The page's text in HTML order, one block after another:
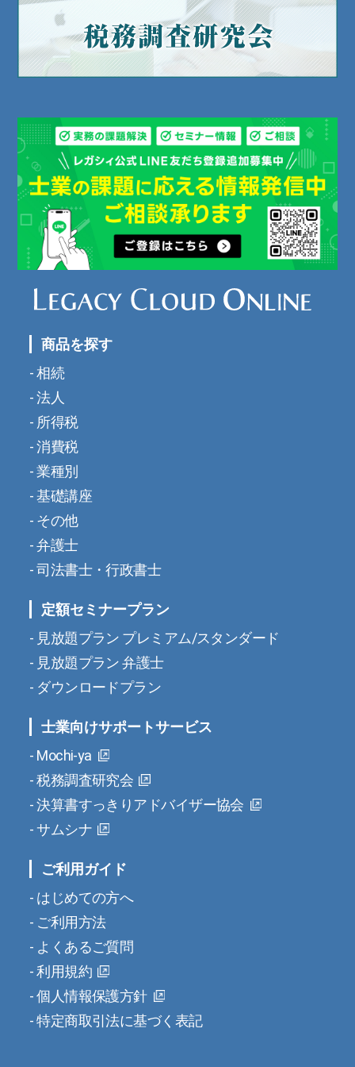
商品を探す
相続
法人
所得税
消費税
業種別
基礎講座
その他
弁護士
司法書士・行政書士
定額セミナープラン
見放題プラン プレミアム/スタンダード
見放題プラン 弁護士
ダウンロードプラン
士業向けサポートサービス
Mochi-ya
税務調査研究会
決算書すっきりアドバイザー協会
サムシナ
ご利用ガイド
はじめての方へ
ご利用方法
よくあるご質問
利用規約
個人情報保護方針
特定商取引法に基づく表記